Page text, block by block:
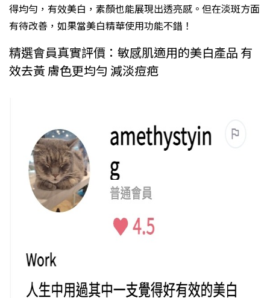
得均勻，有效美白，素顏也能展現出透亮感。但在淡斑方面
有待改善，如果當美白精華使用功能不錯！
精選會員真實評價：敏感肌適用的美白產品 有
效去黃 膚色更均勻 減淡痘疤